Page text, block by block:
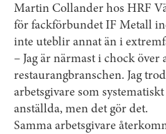
Martin Collander hos HRF
för fackförbundet IF Metall
inte uteblir annat än i
– Jag är närmast i chock över
restaurangbranschen. Jag
arbetsgivare som
anställda, men det gör det.
Samma arbetsgivare